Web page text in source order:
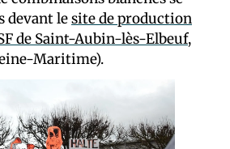
devant lesite de production
de Saint-Aubin-lès-Elbeuf,
Maritime).